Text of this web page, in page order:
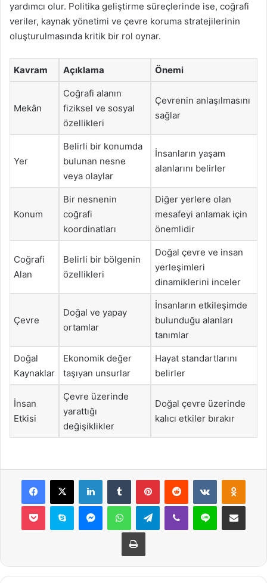
yardımcı olur. Politika geliştirme süreçlerinde ise, coğrafi
veriler, kaynak yönetimi ve çevre koruma stratejilerinin
oluşturulmasında kritik bir rol oynar.
Kavram Açıklama Önemi
Mekân
Coğrafi alanın
fiziksel ve sosyal
özellikleri
Çevrenin anlaşılmasını
sağlar
Yer
Belirli bir konumda
bulunan nesne
veya olaylar
İnsanların yaşam
alanlarını belirler
Konum
Bir nesnenin
coğrafi
koordinatları
Diğer yerlere olan
mesafeyi anlamak için
önemlidir
Coğrafi
Alan
Belirli bir bölgenin
özellikleri
Doğal çevre ve insan
yerleşimleri
dinamiklerini inceler
Çevre
Doğal ve yapay
ortamlar
İnsanların etkileşimde
bulunduğu alanları
tanımlar
Doğal
Kaynaklar
Ekonomik değer
taşıyan unsurlar
Hayat standartlarını
belirler
İnsan
Etkisi
Çevre üzerinde
yarattığı
değişiklikler
Doğal çevre üzerinde
kalıcı etkiler bırakır
Facebook
X LinkedInTumblr PinterestReddit VKontakte
Pocket Skype MessengerWhatsAppTelegramViber Line E-Posta ile
Yazdır